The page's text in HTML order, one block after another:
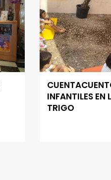
INFANTILES EN
TRIGO